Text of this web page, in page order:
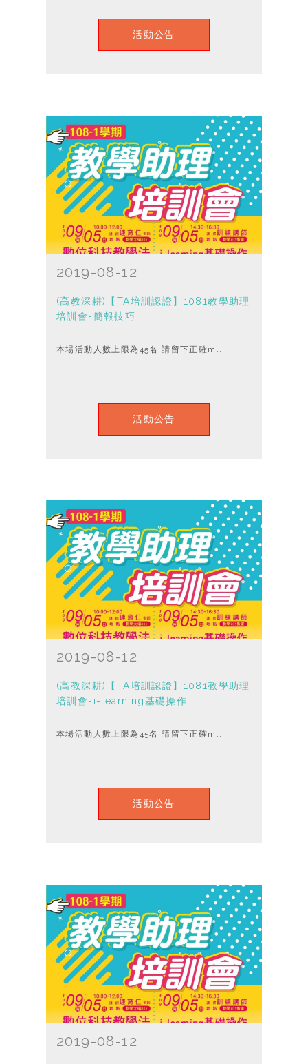
活動公告
2019-08-12
(高教深耕)【TA培訓認證】1081教學助理
培訓會-簡報技巧
本場活動人數上限為45名 請留下正確m...
活動公告
2019-08-12
(高教深耕)【TA培訓認證】1081教學助理
培訓會-i-learning基礎操作
本場活動人數上限為45名 請留下正確m...
活動公告
2019-08-12